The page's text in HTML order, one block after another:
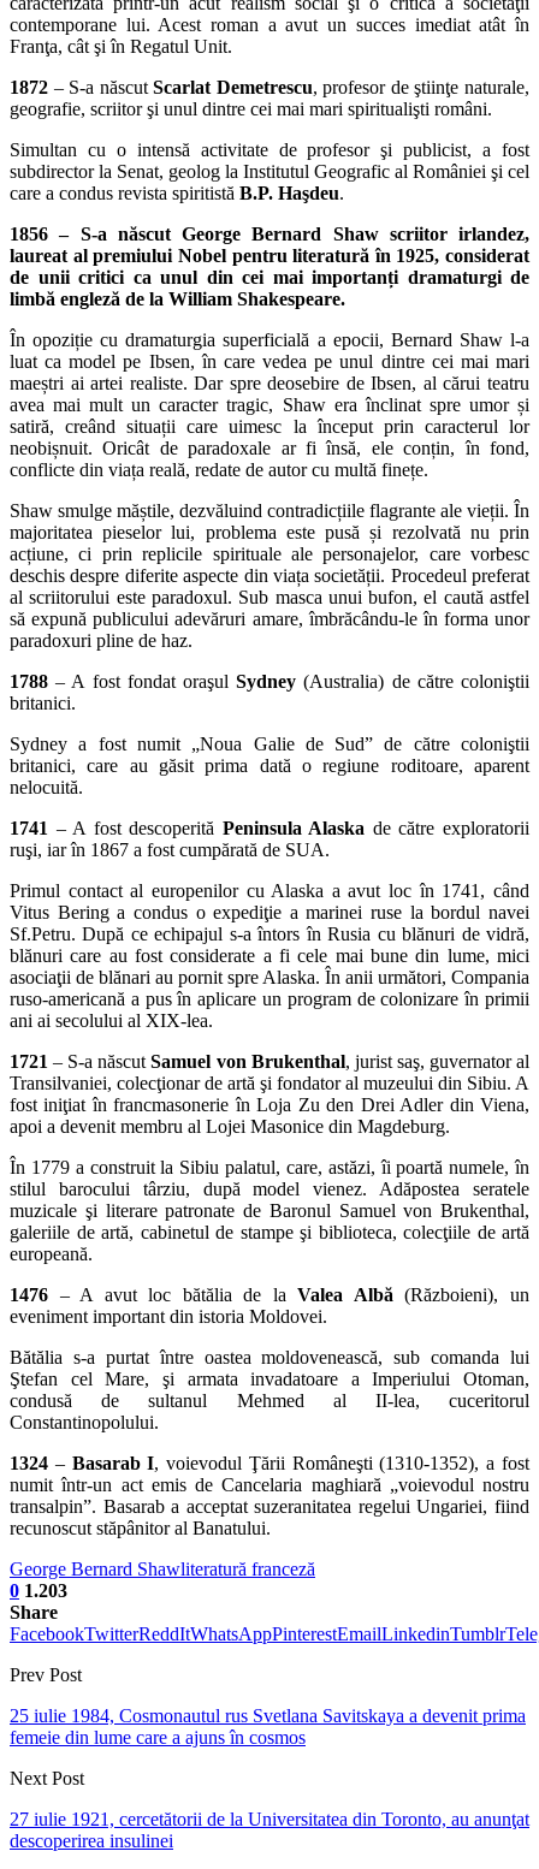
contemporane lui. Acest roman a avut un succes imediat atât în
Franţa, cât şi în Regatul Unit.
1872 – S-a născutScarlat Demetrescu, profesor de ştiinţe naturale,
geografie, scriitor şi unul dintre cei mai mari spiritualişti români.
Simultan cu o intensă activitate de profesor şi publicist, a fost
subdirector la Senat, geolog la Institutul Geografic al României şi cel
care a condus revista spiritistă B.P. Haşdeu.
1856 – S-a născut George Bernard Shaw scriitor irlandez,
laureat al premiului Nobel pentru literatură în 1925, considerat
de unii critici ca unul din cei mai importanți dramaturgi de
limbă engleză de la William Shakespeare.
În opoziție cu dramaturgia superficială a epocii, Bernard Shaw l-a
luat ca model pe Ibsen, în care vedea pe unul dintre cei mai mari
maeștri ai artei realiste. Dar spre deosebire de Ibsen, al cărui teatru
avea mai mult un caracter tragic, Shaw era înclinat spre umor și
satiră, creând situații care uimesc la început prin caracterul lor
neobișnuit. Oricât de paradoxale ar fi însă, ele conțin, în fond,
conflicte din viața reală, redate de autor cu multă finețe.
Shaw smulge măștile, dezvăluind contradicțiile flagrante ale vieții. În
majoritatea pieselor lui, problema este pusă și rezolvată nu prin
acțiune, ci prin replicile spirituale ale personajelor, care vorbesc
deschis despre diferite aspecte din viața societății. Procedeul preferat
al scriitorului este paradoxul. Sub masca unui bufon, el caută astfel
să expună publicului adevăruri amare, îmbrăcându-le în forma unor
paradoxuri pline de haz.
1788 – A fost fondat oraşulSydney(Australia) de către coloniştii
britanici.
Sydney a fost numit „Noua Galie de Sud” de către coloniştii
britanici, care au găsit prima dată o regiune roditoare, aparent
nelocuită.
1741 – A fost descoperită Peninsula Alaska de către exploratorii
ruşi, iar în 1867 a fost cumpărată de SUA.
Primul contact al europenilor cu Alaska a avut loc în 1741, când
Vitus Bering a condus o expediţie a marinei ruse la bordul navei
Sf.Petru. După ce echipajul s-a întors în Rusia cu blănuri de vidră,
blănuri care au fost considerate a fi cele mai bune din lume, mici
asociaţii de blănari au pornit spre Alaska. În anii următori, Compania
ruso-americană a pus în aplicare un program de colonizare în primii
ani ai secolului al XIX-lea.
1721 – S-a născutSamuel von Brukenthal, jurist saş, guvernator al
Transilvaniei, colecţionar de artă şi fondator al muzeului din Sibiu. A
fost iniţiat în francmasonerie în Loja Zu den Drei Adler din Viena,
apoi a devenit membru al Lojei Masonice din Magdeburg.
În 1779 a construit la Sibiu palatul, care, astăzi, îi poartă numele, în
stilul barocului târziu, după model vienez. Adăpostea seratele
muzicale şi literare patronate de Baronul Samuel von Brukenthal,
galeriile de artă, cabinetul de stampe şi biblioteca, colecţiile de artă
europeană.
1476 – A avut loc bătălia de laValea Albă (Războieni), un
eveniment important din istoria Moldovei.
Bătălia s-a purtat între oastea moldovenească, sub comanda lui
Ştefan cel Mare, şi armata invadatoare a Imperiului Otoman,
condusă de sultanul Mehmed al II-lea, cuceritorul
Constantinopolului.
1324 – Basarab I, voievodul Ţării Româneşti (1310-1352), a fost
numit într-un act emis de Cancelaria maghiară „voievodul nostru
transalpin”. Basarab a acceptat suzeranitatea regelui Ungariei, fiind
recunoscut stăpânitor al Banatului.
George Bernard Shawliteratură franceză
0 1.203
Share
FacebookTwitterReddItWhatsAppPinterestEmailLinkedinTumblr
Prev Post
25 iulie 1984, Cosmonautul rus Svetlana Savitskaya a devenit prima
femeie din lume care a ajuns în cosmos
Next Post
27 iulie 1921, cercetătorii de la Universitatea din Toronto, au anunţat
descoperirea insulinei